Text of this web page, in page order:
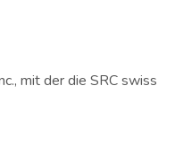
mit der die SRC swiss